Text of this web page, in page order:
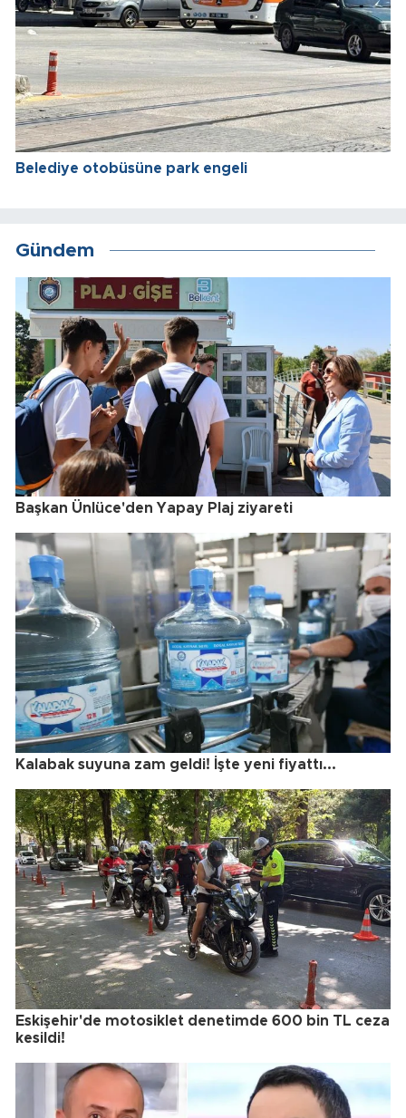
Belediye otobüsüne park engeli
Gündem
Başkan Ünlüce'den Yapay Plaj ziyareti
Kalabak suyuna zam geldi! İşte yeni fiyattı...
Eskişehir'de motosiklet denetimde 600 bin TL ceza
kesildi!